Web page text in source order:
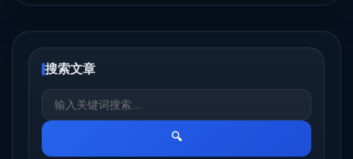
搜索文章
🔍